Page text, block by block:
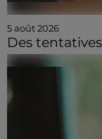
5 août 2026
Des